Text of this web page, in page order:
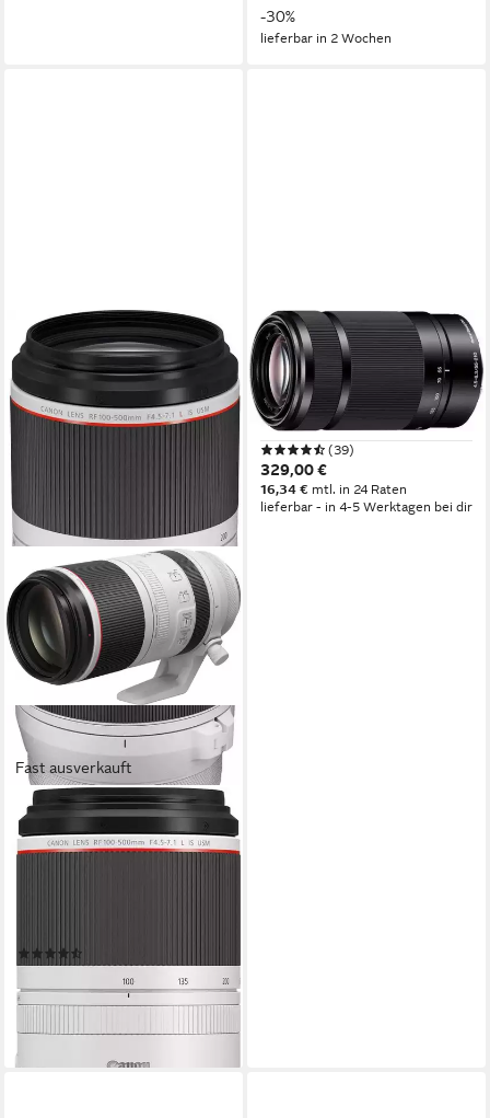
-30%
lieferbar in 2 Wochen
Fast ausverkauft
CANON
RF 100-500MM F4.5-7.1 L IS
USM Objektiv
UVP3.299,00 €
94,55 €mtl. in 48 Raten
SONY
SEL-55210 Teleobjektiv
55 bis 210 mm
Brennweite
F4,5-6,3 Lichtstärke
345 g
Gewicht
(39)
329,00 €
16,34 € mtl. in 24 Raten
lieferbar - in 4-5 Werktagen bei dir